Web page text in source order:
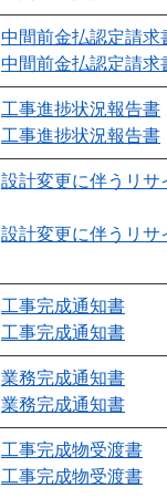
中間前金払認定請求
中間前金払認定請求
工事進捗状況報告書
工事進捗状況報告書
設計変更に伴うリサ
設計変更に伴うリサ
工事完成通知書
工事完成通知書​
業務完成通知書
業務完成通知書
工事完成物受渡書
工事完成物受渡書